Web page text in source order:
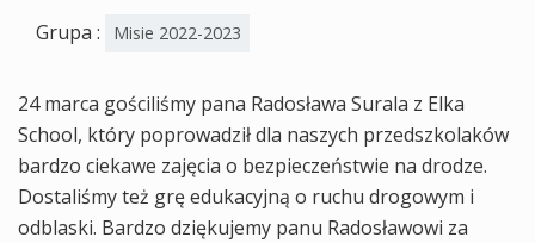
Grupa : Misie 2022-2023
24 marca gościliśmy pana Radosława Surala z Elka
School, który poprowadził dla naszych przedszkolaków
bardzo ciekawe zajęcia o bezpieczeństwie na drodze.
Dostaliśmy też grę edukacyjną o ruchu drogowym i
odblaski. Bardzo dziękujemy panu Radosławowi za